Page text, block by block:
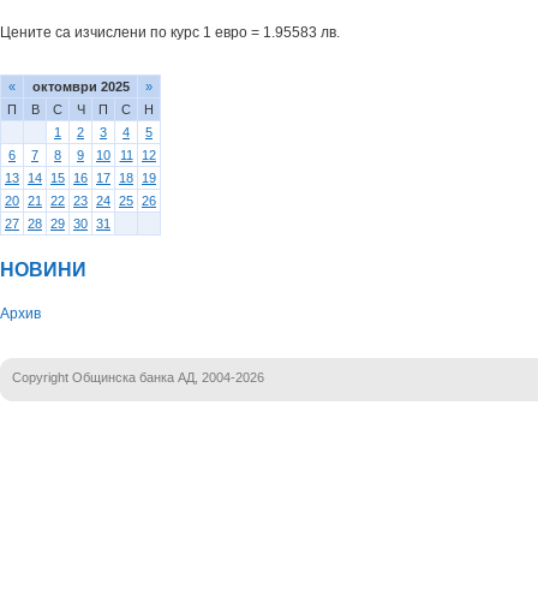
Цените са изчислени по курс 1 евро = 1.95583 лв.
« октомври 2025
»
П
В С Ч П С
Н
1
2 3 4
5
6
7 8 9 10 11
12
13
14 15 16 17 18
19
20 21 22 23 24 25 26
27 28 29 30 31
НОВИНИ
Архив
Copyright Общинска банка АД, 2004-2026